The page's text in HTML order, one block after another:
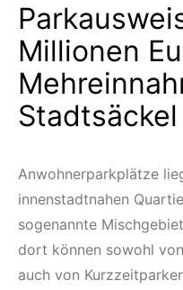
Millionen
Stadtsäckel
Anwohnerparkplätze
innenstadtnahen
sogenannte
dort können sowohl
auch von